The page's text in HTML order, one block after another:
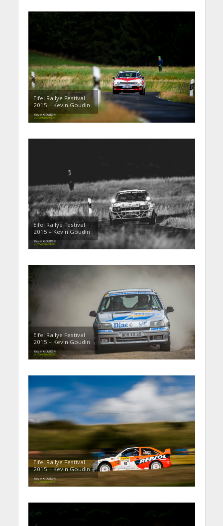
Eifel Rallye Festival
2015 – Kevin Goudin
Eifel Rallye Festival
2015 – Kevin Goudin
Eifel Rallye Festival
2015 – Kevin Goudin
Eifel Rallye Festival
2015 – Kevin Goudin